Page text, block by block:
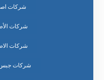
شركات
شركات
شركات
شركات جبس